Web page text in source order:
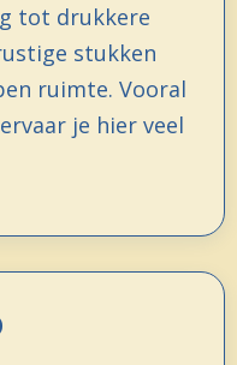
tot drukkere
stukken
ruimte. Vooral
je hier veel